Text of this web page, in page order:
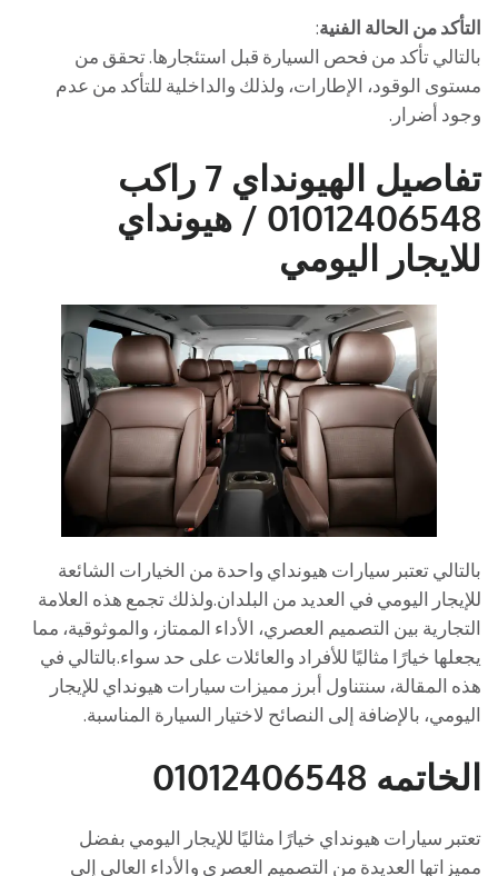
التأكد من الحالة الفنية:
بالتالي تأكد من فحص السيارة قبل استئجارها. تحقق من
مستوى الوقود، الإطارات، ولذلك والداخلية للتأكد من عدم
وجود أضرار.
تفاصيل الهيونداي 7 راكب
01012406548 / هيونداي
للايجار اليومي
بالتالي تعتبر سيارات هيونداي واحدة من الخيارات الشائعة
للإيجار اليومي في العديد من البلدان.ولذلك تجمع هذه العلامة
التجارية بين التصميم العصري، الأداء الممتاز، والموثوقية، مما
يجعلها خيارًا مثاليًا للأفراد والعائلات على حد سواء.بالتالي في
هذه المقالة، سنتناول أبرز مميزات سيارات هيونداي للإيجار
اليومي، بالإضافة إلى النصائح لاختيار السيارة المناسبة.
الخاتمه 01012406548
تعتبر سيارات هيونداي خيارًا مثاليًا للإيجار اليومي بفضل
مميزاتها العديدة من التصميم العصري والأداء العالي إلى